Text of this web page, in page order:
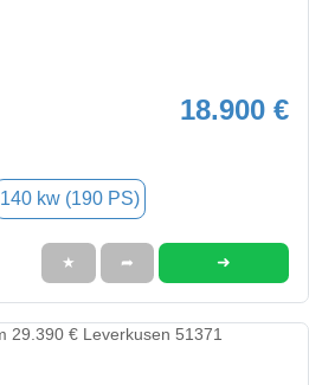
18.900 €
140 kw (190 PS)
★ ➦ ➜